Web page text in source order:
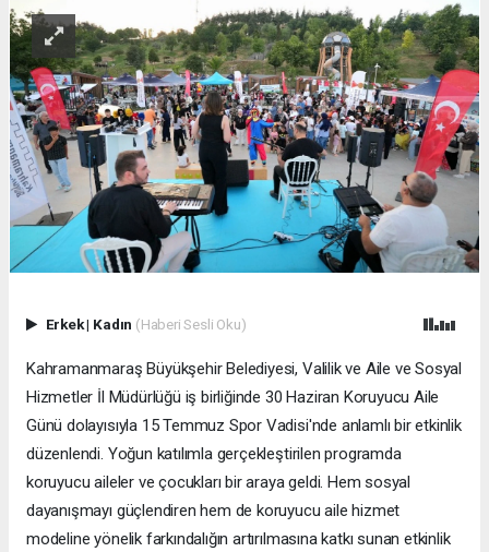
Erkek| Kadın (Haberi Sesli Oku)
Kahramanmaraş Büyükşehir Belediyesi, Valilik ve Aile ve Sosyal
Hizmetler İl Müdürlüğü iş birliğinde 30 Haziran Koruyucu Aile
Günü dolayısıyla 15 Temmuz Spor Vadisi'nde anlamlı bir etkinlik
düzenlendi. Yoğun katılımla gerçekleştirilen programda
koruyucu aileler ve çocukları bir araya geldi. Hem sosyal
dayanışmayı güçlendiren hem de koruyucu aile hizmet
modeline yönelik farkındalığın artırılmasına katkı sunan etkinlik